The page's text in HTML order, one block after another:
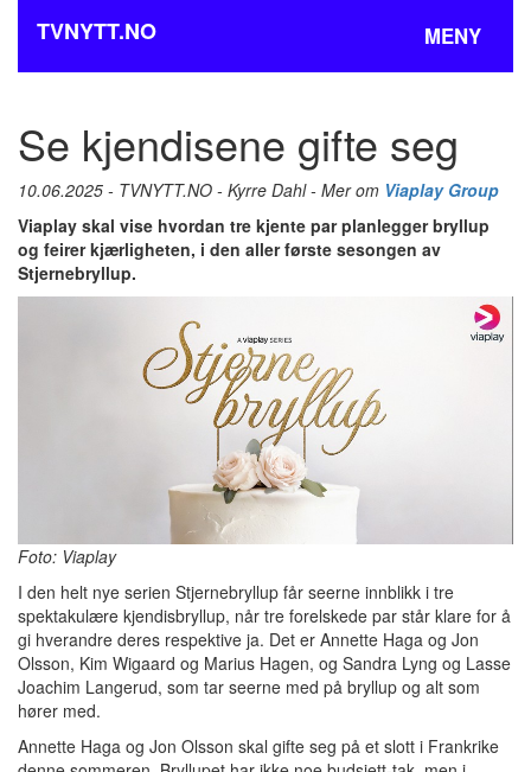
MENY
TVNYTT.NO
Se kjendisene gifte seg
10.06.2025 - TVNYTT.NO - Kyrre Dahl - Mer om Viaplay Group
Viaplay skal vise hvordan tre kjente par planlegger bryllup
og feirer kjærligheten, i den aller første sesongen av
Stjernebryllup.
Foto: Viaplay
I den helt nye serien Stjernebryllup får seerne innblikk i tre
spektakulære kjendisbryllup, når tre forelskede par står klare for å
gi hverandre deres respektive ja. Det er Annette Haga og Jon
Olsson, Kim Wigaard og Marius Hagen, og Sandra Lyng og Lasse
Joachim Langerud, som tar seerne med på bryllup og alt som
hører med.
Annette Haga og Jon Olsson skal gifte seg på et slott i Frankrike